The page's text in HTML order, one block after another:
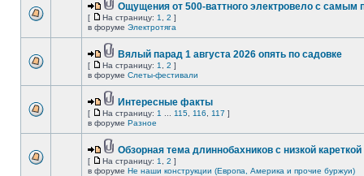
Ощущения от 500-ваттного электровело с самым
[ На страницу: 1 2 ]
в форуме Электротяга
Вялый парад 1 августа 2026 опять по садовке
[ На страницу: 1 2 ]
в форуме Слеты-фестивали
Интересные факты
[ На страницу: 1 115 116 117 ]
в форуме Разное
Обзорная тема длиннобахников с низкой кареткой
[ На страницу: 1 2 ]
в форуме Не наши конструкции (Европа, Америка и прочие буржуи)